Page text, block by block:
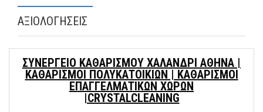
ΑΞΙΟΛΟΓΗΣΕΙΣ
ΣΥΝΕΡΓΕΙΟ ΚΑΘΑΡΙΣΜΟΥ ΧΑΛΑΝΔΡΙ ΑΘΗΝΑ |
ΚΑΘΑΡΙΣΜΟΙ ΠΟΛΥΚΑΤΟΙΚΙΩΝ | ΚΑΘΑΡΙΣΜΟΙ
ΕΠΑΓΓΕΛΜΑΤΙΚΩΝ ΧΩΡΩΝ
|CRYSTALCLEANING